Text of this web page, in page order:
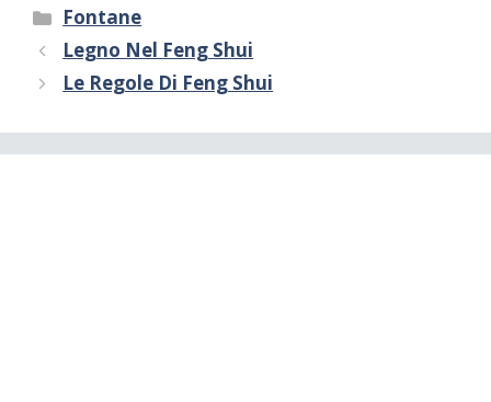
Categorie
Fontane
Legno Nel Feng Shui
Le Regole Di Feng Shui